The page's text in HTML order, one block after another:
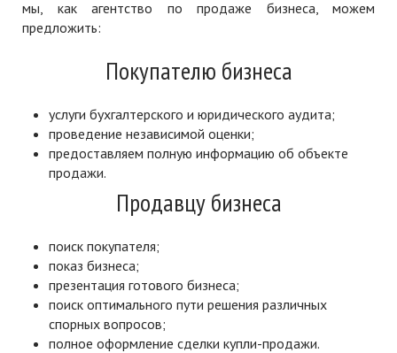
мы, как агентство по продаже бизнеса, можем
предложить:
Покупателю бизнеса
услуги бухгалтерского и юридического аудита;
проведение независимой оценки;
предоставляем полную информацию об объекте
продажи.
Продавцу бизнеса
поиск покупателя;
показ бизнеса;
презентация готового бизнеса;
поиск оптимального пути решения различных
спорных вопросов;
полное оформление сделки купли-продажи.